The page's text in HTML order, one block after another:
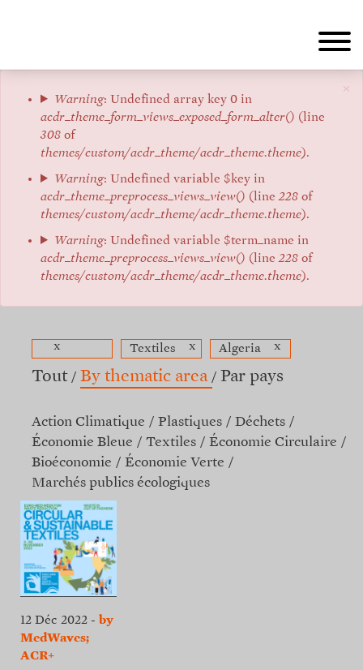
×
Message
d'erreur
Warning: Undefined array key 0 in
acdr_theme_form_views_exposed_form_alter() (line
308 of
themes/custom/acdr_theme/acdr_theme.theme).
Warning: Undefined variable $key in
acdr_theme_preprocess_views_view() (line228 of
themes/custom/acdr_theme/acdr_theme.theme).
Warning: Undefined variable $term_name in
acdr_theme_preprocess_views_view() (line228 of
themes/custom/acdr_theme/acdr_theme.theme).
x Textiles x Algeria x
Tout By thematic area Par pays
Action Climatique Plastiques
Déchets
Économie Bleue
Textiles
Économie Circulaire
Bioéconomie
Économie Verte
Marchés publics écologiques
12 Déc 2022 - by
MedWaves;
ACR+